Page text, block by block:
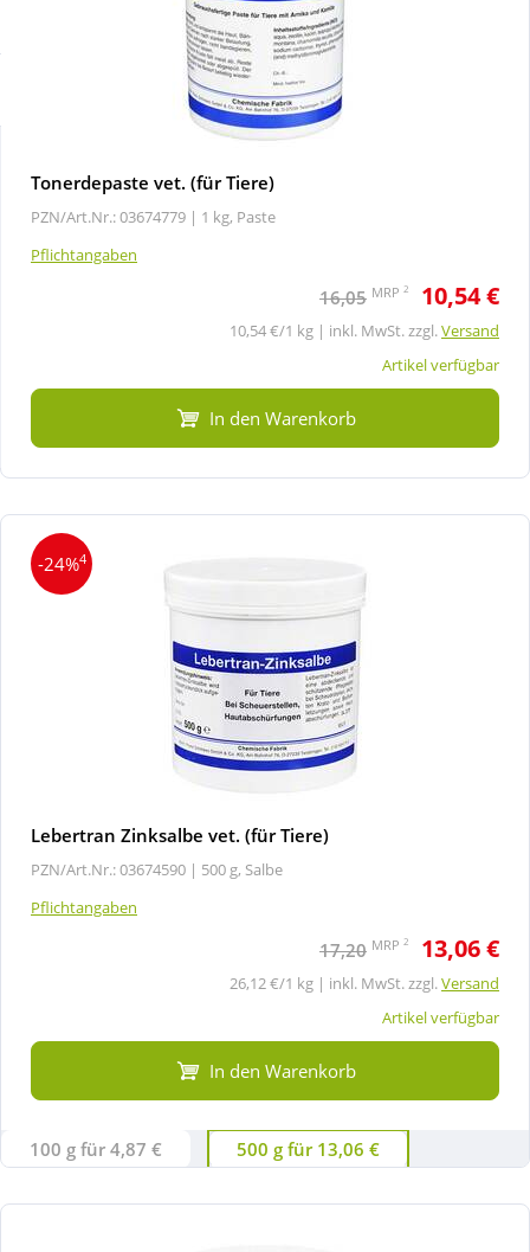
Körperpflege & Kosmetik
Sport & Fitness
Tierbedarf
Wellness
Tonerdepaste vet. (für Tiere)
PZN/Art.Nr.: 03674779 | 1 kg, Paste
Pflichtangaben
16,05 MRP 2 10,54 €
10,54 €/1 kg | inkl. MwSt. zzgl.Versand
Artikel verfügbar
In den Warenkorb
-24%4
Lebertran Zinksalbe vet. (für Tiere)
PZN/Art.Nr.: 03674590 | 500 g, Salbe
Pflichtangaben
17,20 MRP 2 13,06 €
26,12 €/1 kg | inkl. MwSt. zzgl.Versand
Artikel verfügbar
In den Warenkorb
100 g für 4,87 € 500 g für 13,06 €